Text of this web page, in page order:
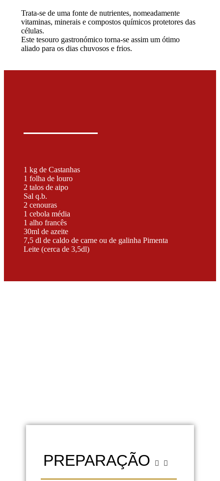
Trata-se de uma fonte de nutrientes, nomeadamente
vitaminas, minerais e compostos químicos protetores das
células.
Este tesouro gastronómico torna-se assim um ótimo
aliado para os dias chuvosos e frios.
1 kg de Castanhas
1 folha de louro
2 talos de aipo
Sal q.b.
2 cenouras
1 cebola média
1 alho francês
30ml de azeite
7,5 dl de caldo de carne ou de galinha Pimenta
Leite (cerca de 3,5dl)
PREPARAÇÃO